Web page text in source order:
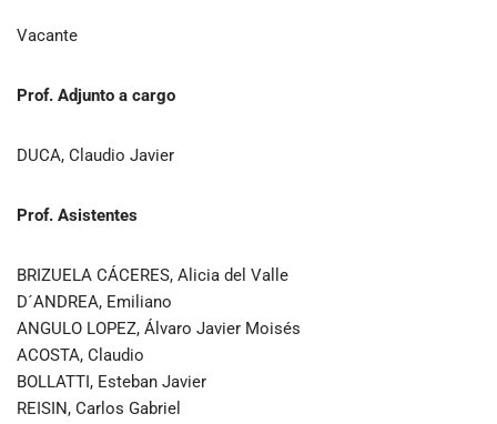
Vacante
Prof. Adjunto a cargo
DUCA, Claudio Javier
Prof. Asistentes
BRIZUELA CÁCERES, Alicia del Valle
D´ANDREA, Emiliano
ANGULO LOPEZ, Álvaro Javier Moisés
ACOSTA, Claudio
BOLLATTI, Esteban Javier
REISIN, Carlos Gabriel